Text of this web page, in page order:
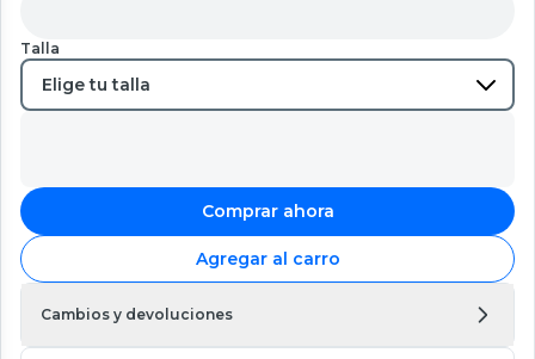
Talla
Comprar ahora
Agregar al carro
Cambios y devoluciones